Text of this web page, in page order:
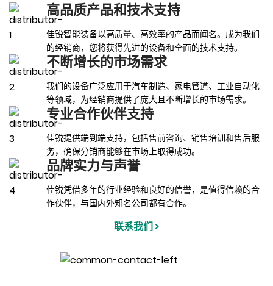
展台直击：单机器人弯管机成焦点
点展示了其自主研发的机器人弯管机。机器人弯管机凭借高精度、
高品质产品和技术支持
佳锐智能装备以高质量、高效率的产品而闻名。成为我们
的经销商，您将获得先进的设备和全面的技术支持。
不断增长的市场需求
我们的设备广泛应用于汽车制造、家电管道、工业自动化
等领域，为经销商提供了庞大且不断增长的市场需求。
专业合作伙伴支持
佳锐提供端到端支持，包括售前咨询、销售培训和售后服
务，确保分销商能够在市场上取得成功。
品牌实力与声誉
佳锐凭借多年的行业经验和良好的信誉，是值得信赖的合
作伙伴，与国内外知名公司都有合作。
联系我们 >